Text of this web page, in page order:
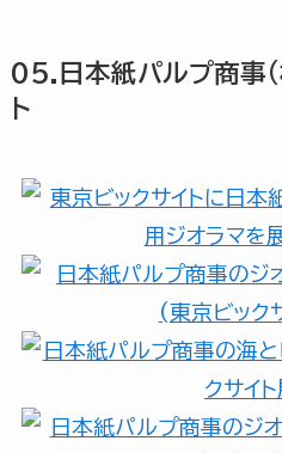
05.日本紙パルプ商事(
ト